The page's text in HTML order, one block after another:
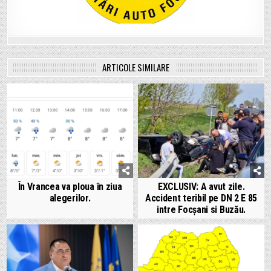
ARTICOLE SIMILARE
În Vrancea va ploua în ziua
alegerilor.
EXCLUSIV: A avut zile.
Accident teribil pe DN 2 E 85
intre Focșani si Buzău.